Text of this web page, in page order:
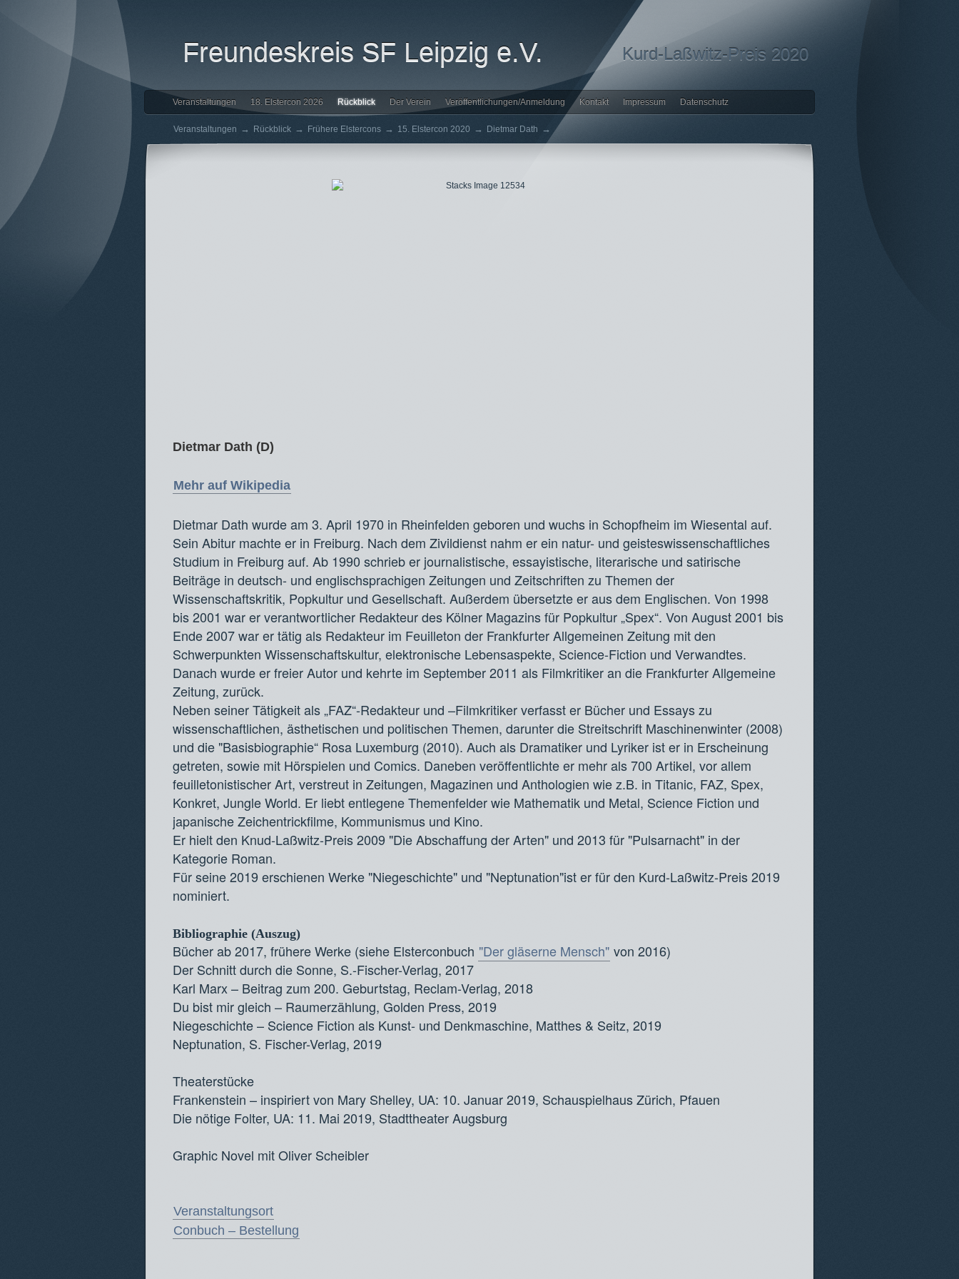
Freundeskreis SF Leipzig e.V. Kurd-Laßwitz-Preis 2020
Veranstaltungen 18. Elstercon 2026 Rückblick Der Verein Veröffentlichungen/Anmeldung Kontakt Impressum Datenschutz
Veranstaltungen → Rückblick → Frühere Elstercons → 15. Elstercon 2020 → Dietmar Dath →
Dietmar Dath (D)
Mehr auf Wikipedia
Dietmar Dath wurde am 3. April 1970 in Rheinfelden geboren und wuchs in Schopfheim im Wiesental auf.
Sein Abitur machte er in Freiburg. Nach dem Zivildienst nahm er ein natur- und geisteswissenschaftliches
Studium in Freiburg auf. Ab 1990 schrieb er journalistische, essayistische, literarische und satirische
Beiträge in deutsch- und englischsprachigen Zeitungen und Zeitschriften zu Themen der
Wissenschaftskritik, Popkultur und Gesellschaft. Außerdem übersetzte er aus dem Englischen. Von 1998
bis 2001 war er verantwortlicher Redakteur des Kölner Magazins für Popkultur „Spex“. Von August 2001 bis
Ende 2007 war er tätig als Redakteur im Feuilleton der Frankfurter Allgemeinen Zeitung mit den
Schwerpunkten Wissenschaftskultur, elektronische Lebensaspekte, Science-Fiction und Verwandtes.
Danach wurde er freier Autor und kehrte im September 2011 als Filmkritiker an die Frankfurter Allgemeine
Zeitung, zurück.
Neben seiner Tätigkeit als „FAZ“-Redakteur und –Filmkritiker verfasst er Bücher und Essays zu
wissenschaftlichen, ästhetischen und politischen Themen, darunter die Streitschrift Maschinenwinter (2008)
und die "Basisbiographie“ Rosa Luxemburg (2010). Auch als Dramatiker und Lyriker ist er in Erscheinung
getreten, sowie mit Hörspielen und Comics. Daneben veröffentlichte er mehr als 700 Artikel, vor allem
feuilletonistischer Art, verstreut in Zeitungen, Magazinen und Anthologien wie z.B. in Titanic, FAZ, Spex,
Konkret, Jungle World. Er liebt entlegene Themenfelder wie Mathematik und Metal, Science Fiction und
japanische Zeichentrickfilme, Kommunismus und Kino.
Er hielt den Knud-Laßwitz-Preis 2009 "Die Abschaffung der Arten" und 2013 für "Pulsarnacht" in der
Kategorie Roman.
Für seine 2019 erschienen Werke "Niegeschichte" und "Neptunation"ist er für den Kurd-Laßwitz-Preis 2019
nominiert.
Bibliographie (Auszug)
Bücher ab 2017, frühere Werke (siehe Elsterconbuch "Der gläserne Mensch" von 2016)
Der Schnitt durch die Sonne, S.-Fischer-Verlag, 2017
Karl Marx – Beitrag zum 200. Geburtstag, Reclam-Verlag, 2018
Du bist mir gleich – Raumerzählung, Golden Press, 2019
Niegeschichte – Science Fiction als Kunst- und Denkmaschine, Matthes & Seitz, 2019
Neptunation, S. Fischer-Verlag, 2019
Theaterstücke
Frankenstein – inspiriert von Mary Shelley, UA: 10. Januar 2019, Schauspielhaus Zürich, Pfauen
Die nötige Folter, UA: 11. Mai 2019, Stadttheater Augsburg
Graphic Novel mit Oliver Scheibler
Veranstaltungsort
Conbuch – Bestellung